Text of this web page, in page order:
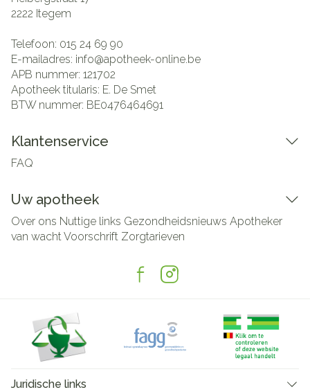
2222 Itegem
Telefoon: 015 24 69 90
E-mailadres: info@apotheek-online.be
APB nummer: 121702
Apotheek titularis: E. De Smet
BTW nummer: BE0476464691
Klantenservice
FAQ
Uw apotheek
Over ons Nuttige links Gezondheidsnieuws Apotheker
van wachtVoorschrift Zorgtarieven
Juridische links